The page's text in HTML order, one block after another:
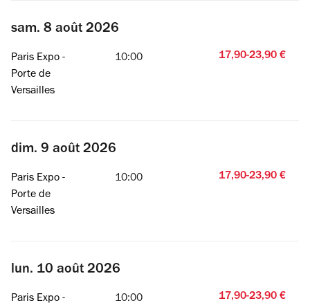
sam. 8 août 2026
Paris Expo -
Porte de
Versailles
10:00 17,90-23,90 €
dim. 9 août 2026
Paris Expo -
Porte de
Versailles
10:00 17,90-23,90 €
lun. 10 août 2026
Paris Expo - 10:00 17,90-23,90 €